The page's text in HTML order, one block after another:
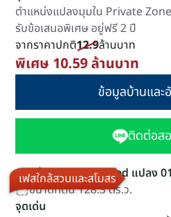
ตำแหน่งแปลงมุมใน Private
รับข้อเสนอพิเศษ อยู่ฟรี 2 ปี
จากราคาปกติ12.9ล้านบาท
พิเศษ 10.59 ล้านบาท
ข้อมูลบ้านและ
ติดต่อส
เฟสใกล้สวนและสโมสร
แบบบ้าน Be Refreshed แปลง
ขนาดที่ดิน 128.3 ตร.ว.
จุดเด่น